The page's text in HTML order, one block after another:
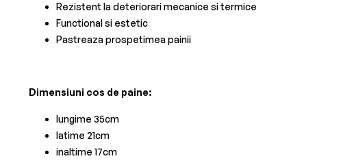
Rezistent la deteriorari mecanice si termice
Functional si estetic
Pastreaza prospetimea painii
Dimensiuni cos de paine:
lungime 35cm
latime 21cm
inaltime 17cm